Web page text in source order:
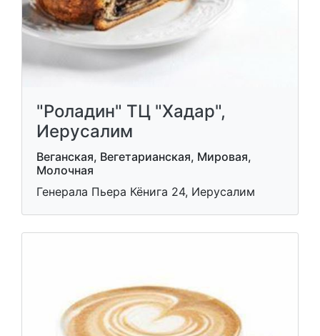
"Роладин" ТЦ "Хадар",
Иерусалим
Веганская, Вегетарианская, Мировая,
Молочная
Генерала Пьера Кёнига 24, Иерусалим